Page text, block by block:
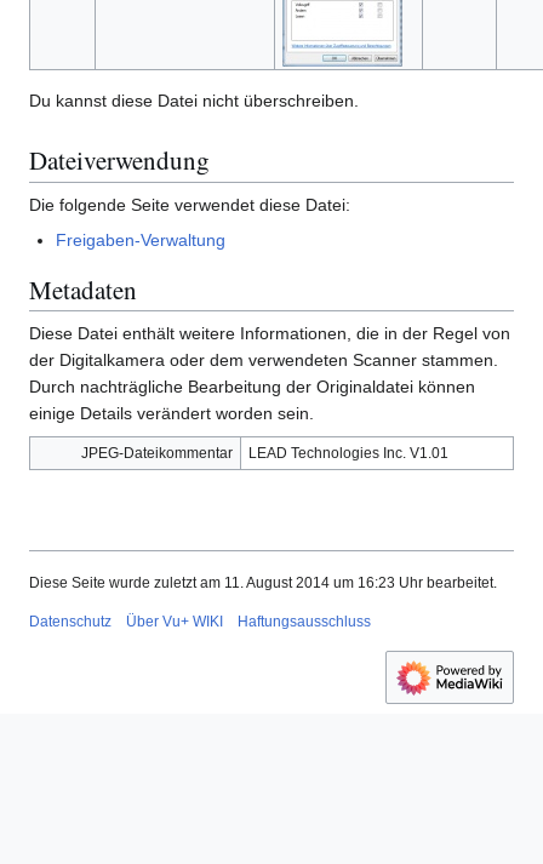
Du kannst diese Datei nicht überschreiben.
Dateiverwendung
Die folgende Seite verwendet diese Datei:
Freigaben-Verwaltung
Metadaten
Diese Datei enthält weitere Informationen, die in der Regel von
der Digitalkamera oder dem verwendeten Scanner stammen.
Durch nachträgliche Bearbeitung der Originaldatei können
einige Details verändert worden sein.
JPEG-Dateikommentar LEAD Technologies Inc. V1.01
Diese Seite wurde zuletzt am 11. August 2014 um 16:23 Uhr bearbeitet.
Datenschutz Über Vu+ WIKI Haftungsausschluss